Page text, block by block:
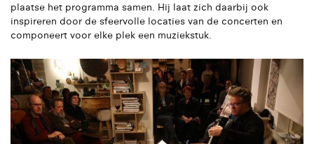
plaatse het programma samen. Hij laat zich daarbij ook
inspireren door de sfeervolle locaties van de concerten en
componeert voor elke plek een muziekstuk.